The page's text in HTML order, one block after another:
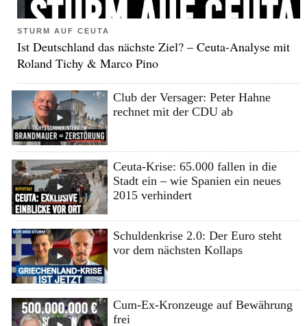
STURM AUF CEUTA
Ist Deutschland das nächste Ziel? – Ceuta-Analyse mit
Roland Tichy & Marco Pino
Club der Versager: Peter Hahne
rechnet mit der CDU ab
Ceuta-Krise: 65.000 fallen in die
Stadt ein – wie Spanien ein neues
2015 verhindert
Schuldenkrise 2.0: Der Euro steht
vor dem nächsten Kollaps
Cum-Ex-Kronzeuge auf Bewährung
frei